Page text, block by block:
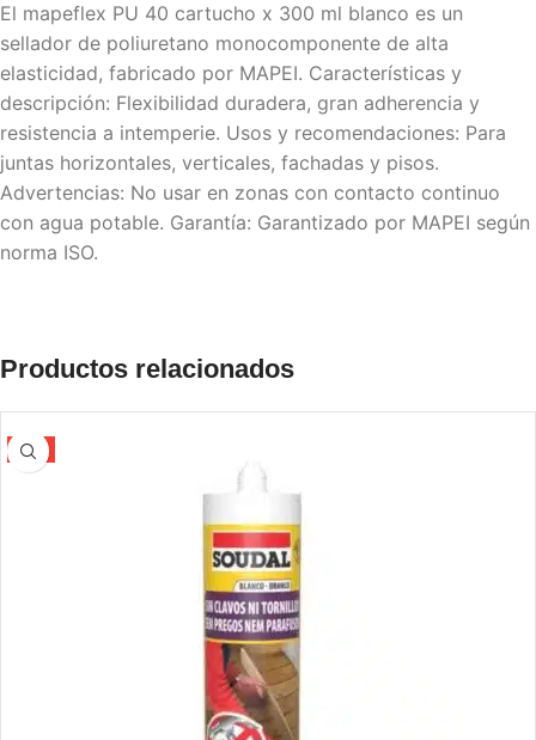
El mapeflex PU 40 cartucho x 300 ml blanco es un
sellador de poliuretano monocomponente de alta
elasticidad, fabricado por MAPEI. Características y
descripción: Flexibilidad duradera, gran adherencia y
resistencia a intemperie. Usos y recomendaciones: Para
juntas horizontales, verticales, fachadas y pisos.
Advertencias: No usar en zonas con contacto continuo
con agua potable. Garantía: Garantizado por MAPEI según
norma ISO.
Productos relacionados
-5%